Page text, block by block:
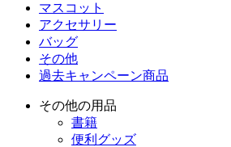
マスコット
アクセサリー
バッグ
その他
過去キャンペーン商品
その他の用品
書籍
便利グッズ